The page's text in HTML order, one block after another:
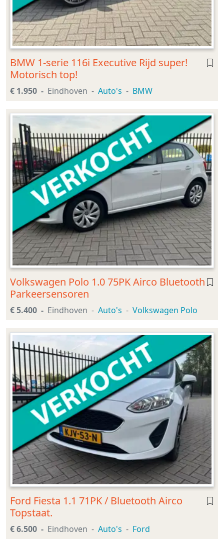
BMW 1-serie 116i Executive Rijd super!
Motorisch top!
€ 1.950 Eindhoven Auto's BMW
Volkswagen Polo 1.0 75PK Airco Bluetooth
Parkeersensoren
€ 5.400 Eindhoven Auto's Volkswagen Polo
Ford Fiesta 1.1 71PK / Bluetooth Airco
Topstaat.
€ 6.500 Eindhoven Auto's Ford